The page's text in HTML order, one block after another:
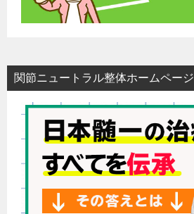
関節ニュートラル整体ホームページ